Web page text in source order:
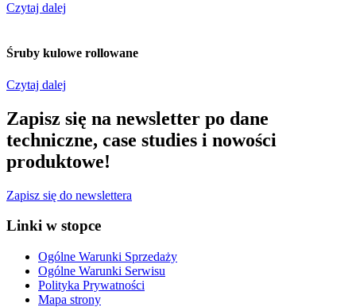
Czytaj dalej
Śruby kulowe rollowane
Czytaj dalej
Zapisz się na newsletter po dane
techniczne, case studies i nowości
produktowe!
Zapisz się do newslettera
Linki w stopce
Ogólne Warunki Sprzedaży
Ogólne Warunki Serwisu
Polityka Prywatności
Mapa strony